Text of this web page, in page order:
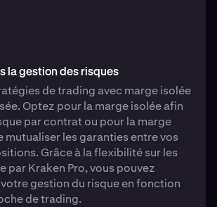
la gestion des risques
de trading avec marge isolée
Optez pour la marge isolée afin
par contrat ou pour la marge
mutualiser les garanties entre vos
Grâce à la flexibilité sur les
par Kraken Pro, vous pouvez
gestion du risque en fonction
de trading.